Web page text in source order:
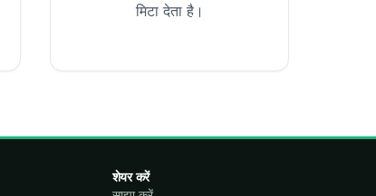
मिटा देता है।
शेयर करें